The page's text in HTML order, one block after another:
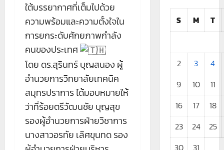
ใต้บรรยากาศที่เต็มไปด้วย
ความพร้อมและความตั้งใจใน
การยกระดับศักยภาพกำลัง
คนของประเทศ
โดย ดร.สุรินทร์ บุญสนอง ผู้
อำนวยการวิทยาลัยเทคนิค
สมุทรปราการ ได้มอบหมายให้
ว่าที่ร้อยตรีวัฒนชัย บุญสุข
รองผู้อำนวยการฝ่ายวิชาการ
นางสาวอรทัย เลิศขุนทด รอง
S M T
2 3
4
9
10
11
16
17
18
23
24
25
30
31